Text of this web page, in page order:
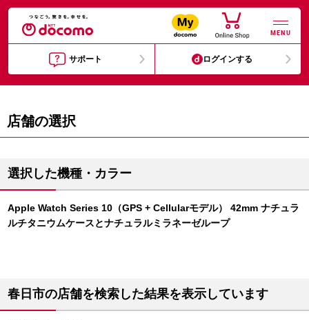
MENU
サポート ログインする
店舗の選択
選択した機種・カラー
Apple Watch Series 10（GPS + Cellularモデル） 42mm ナチュラ
ルチタニウムケースとナチュラルミラネーゼループ
春日市の店舗を検索した結果を表示しています